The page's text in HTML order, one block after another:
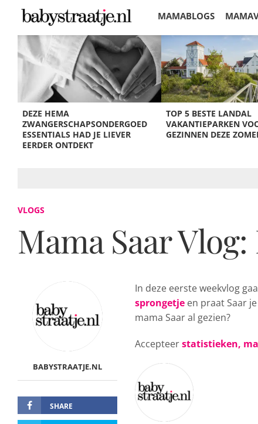
MAMABLOGS
KORTINGEN
DEZE HEMA
ZWANGERSCHAPSONDERGOED
ESSENTIALS HAD JE LIEVER
EERDER ONTDEKT
TOP 5 BESTE LANDAL
VAKANTIEPARKEN
GEZINNEN DEZE
VLOGS
Mama Saar
BABYSTRAATJE.NL
SHARE
In deze eerste weekvlog
sprongetje en praat Saar
mama Saar al gezien?
Accepteerstatistieken,